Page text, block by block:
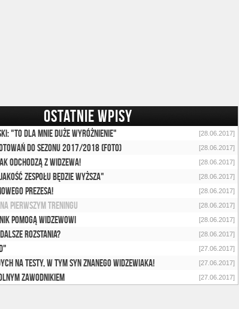
OSTATNIE WPISY
"To dla mnie duże wyróżnienie" [28.06.2017]
do sezonu 2017/2018 (foto) [28.06.2017]
odchodzą z Widzewa! [28.06.2017]
zespołu będzie wyższa" [28.06.2017]
prezesa! [28.06.2017]
pierwszym treningu [28.06.2017]
pomogą Widzewowi [28.06.2017]
rozstania? [28.06.2017]
[27.06.2017]
na testy, w tym syn znanego widzewiaka! [27.06.2017]
zawodnikiem [27.06.2017]